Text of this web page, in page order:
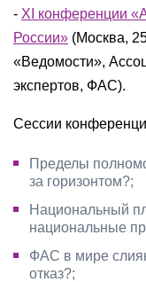
- XI конференции
России» (Москва,
«Ведомости»,
экспертов, ФАС).
Сессии
Пределы
за горизонтом?;
Национальный
национальные
ФАС в мире
отказ?;